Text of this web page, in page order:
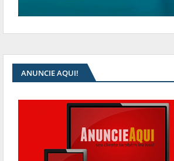
ANUNCIE AQUI!